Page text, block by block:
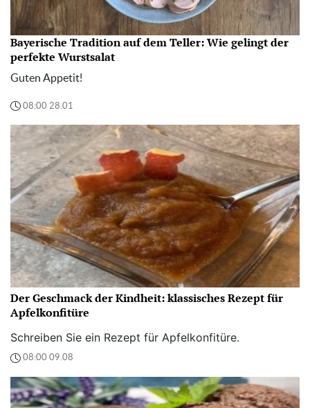
Bayerische Tradition auf dem Teller: Wie gelingt der
perfekte Wurstsalat
Guten Appetit!
08:00 28.01
Der Geschmack der Kindheit: klassisches Rezept für
Apfelkonfitüre
Schreiben Sie ein Rezept für Apfelkonfitüre.
08:00 09.08